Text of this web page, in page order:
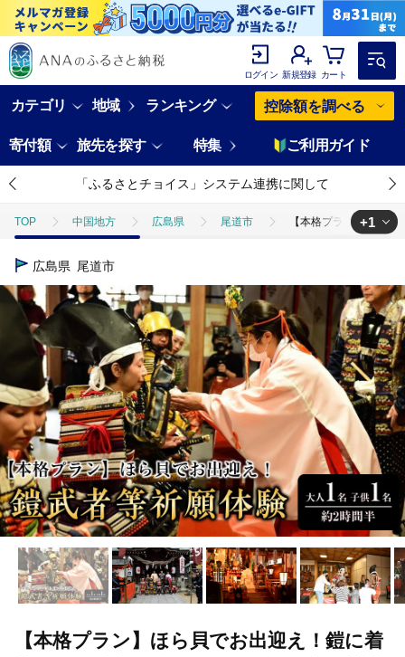
ログイン 新規登録 カート
カテゴリ 地域 ランキング 控除額を調べる
寄付額 旅先を探す 特集 ご利用ガイド
「ふるさとチョイス」システム連携に関して
TOP 中国地方 広島県 尾道市 【本格プラン】ほら
TOP
+1
広島県 尾道市
【本格プラン】ほら貝でお出迎え！鎧に着